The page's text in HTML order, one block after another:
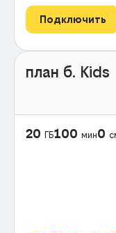
Подключить
план б. Kids
20 ГБ100 мин0